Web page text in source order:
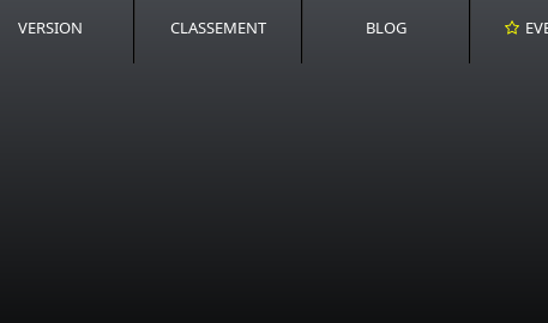
VERSION CLASSEMENT BLOG